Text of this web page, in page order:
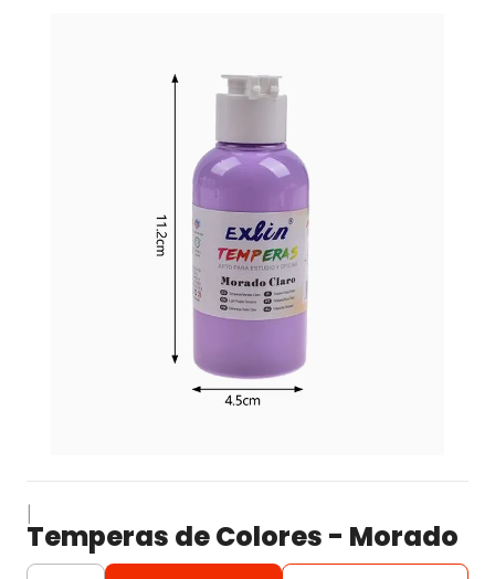
Temperas de Colores - Morado